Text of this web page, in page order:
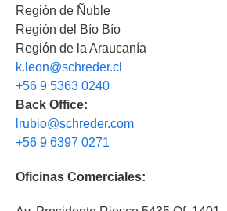
Región de Ñuble
Región del Bío Bío
Región de la Araucanía
k.leon@schreder.cl
+56 9 5363 0240
Back Office:
lrubio@schreder.com
+56 9 6397 0271
Oficinas Comerciales: